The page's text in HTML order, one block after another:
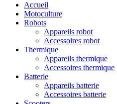
Accueil
Motoculture
Robots
Appareils robot
Accessoires robot
Thermique
Appareils thermique
Accessoires thermique
Batterie
Appareils batterie
Accessoires batterie